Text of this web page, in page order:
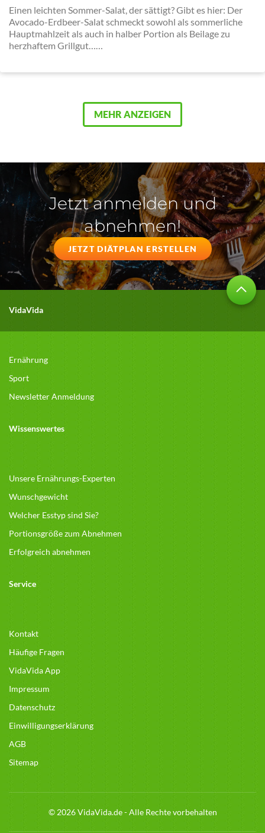
Einen leichten Sommer-Salat, der sättigt? Gibt es hier: Der
Avocado-Erdbeer-Salat schmeckt sowohl als sommerliche
Hauptmahlzeit als auch in halber Portion als Beilage zu
herzhaftem Grillgut……
MEHR ANZEIGEN
Jetzt anmelden und
abnehmen!
JETZT DIÄTPLAN ERSTELLEN
VidaVida
Ernährung
Sport
Newsletter Anmeldung
Wissenswertes
Unsere Ernährungs-Experten
Wunschgewicht
Welcher Esstyp sind Sie?
Portionsgröße zum Abnehmen
Erfolgreich abnehmen
Service
Kontakt
Häufige Fragen
VidaVida App
Impressum
Datenschutz
Einwilligungserklärung
AGB
Sitemap
© 2026 VidaVida.de - Alle Rechte vorbehalten